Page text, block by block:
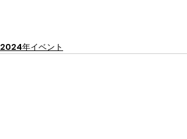
2024年イベント